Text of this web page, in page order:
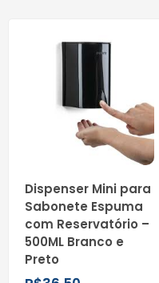
Dispenser Mini para
Sabonete Espuma
com Reservatório –
500ML Branco e
Preto